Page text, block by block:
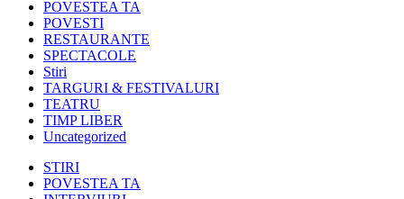
POVESTEA TA
POVESTI
RESTAURANTE
SPECTACOLE
Stiri
TARGURI & FESTIVALURI
TEATRU
TIMP LIBER
Uncategorized
STIRI
POVESTEA TA